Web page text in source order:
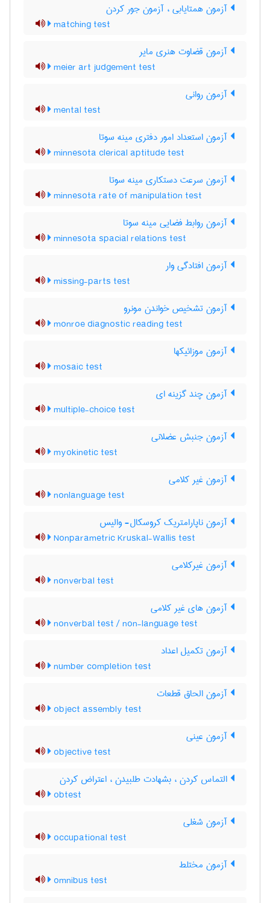
آزمون همتایابی ، آزمون جور کردن
matching test
آزمون قضاوت هنری مایر
meier art judgement test
آزمون روانی
mental test
آزمون استعداد امور دفتری مینه سوتا
minnesota clerical aptitude test
آزمون سرعت دستکاری مینه سوتا
minnesota rate of manipulation test
آزمون روابط فضایی مینه سوتا
minnesota spacial relations test
آزمون افتادگی وار
missing-parts test
آزمون تشخیص خواندن مونرو
monroe diagnostic reading test
آزمون موزائیکها
mosaic test
آزمون چند گزینه ای
multiple-choice test
آزمون جنبش عضلانی
myokinetic test
آزمون غیر کلامی
nonlanguage test
آزمون ناپارامتریک کروسکال- والیس
Nonparametric Kruskal-Wallis test
آزمون غیرکلامی
nonverbal test
آزمون های غیر کلامی
nonverbal test / non-language test
آزمون تکمیل اعداد
number completion test
آزمون الحاق قطعات
object assembly test
آزمون عینی
objective test
التماس کردن ، بشهادت طلبیدن ، اعتراض کردن
obtest
آزمون شغلی
occupational test
آزمون مختلط
omnibus test